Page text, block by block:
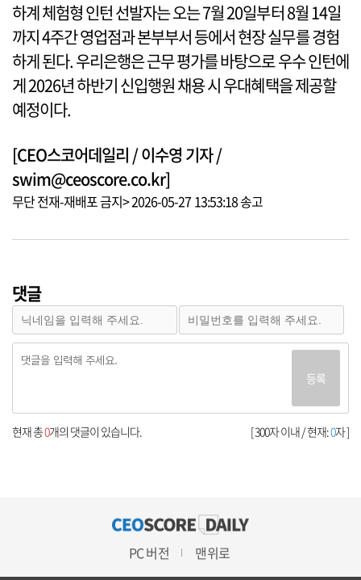
하계 체험형 인턴 선발자는 오는 7월 20일부터 8월 14일
까지 4주간 영업점과 본부부서 등에서 현장 실무를 경험
하게 된다. 우리은행은 근무 평가를 바탕으로 우수 인턴에
게 2026년 하반기 신입행원 채용 시 우대혜택을 제공할
예정이다.
[CEO스코어데일리 / 이수영 기자 /
swim@ceoscore.co.kr]
무단 전재-재배포 금지> 2026-05-27 13:53:18 송고
댓글
등록
[ 300자 이내 / 현재:0자 ]
현재 총0개의 댓글이 있습니다.
PC 버전 맨위로